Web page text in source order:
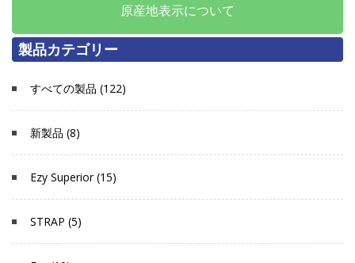
原産地表示について
製品カテゴリー
すべての製品 (122)
新製品 (8)
Ezy Superior (15)
STRAP (5)